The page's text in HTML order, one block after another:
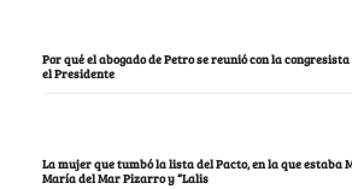
Por qué el abogado de Petro se reunió con la
el Presidente
La mujer que tumbó la lista del Pacto, en la que estaba
María del Mar Pizarro y “Lalis